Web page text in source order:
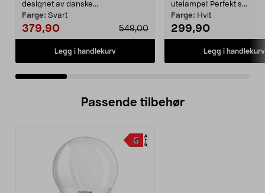
designet av danske...
Farge: Svart
379,90 549,00
Legg i handlekurv
utelampe! Perfekt s...
Farge: Hvit
299,90
Legg i handlekurv
Passende tilbehør